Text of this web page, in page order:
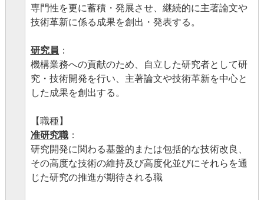
専門性を更に蓄積・発展させ、継続的に主著論文や
技術革新に係る成果を創出・発表する。
研究員 ：
機構業務への貢献のため、自立した研究者として研
究・技術開発を行い、主著論文や技術革新を中心と
した成果を創出する。
【職種】
准研究職：
研究開発に関わる基盤的または包括的な技術改良、
その高度な技術の維持及び高度化並びにそれらを通
じた研究の推進が期待される職